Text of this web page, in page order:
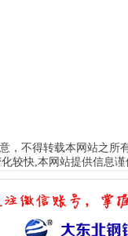
，不得转载本网站之所
较快,本网站提供信息